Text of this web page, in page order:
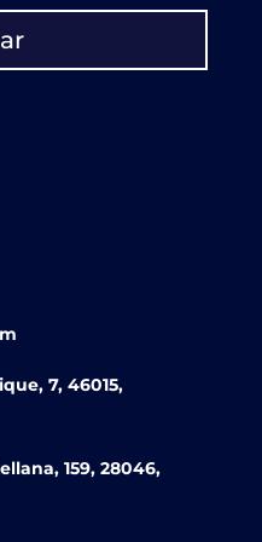
7, 46015,
159, 28046,